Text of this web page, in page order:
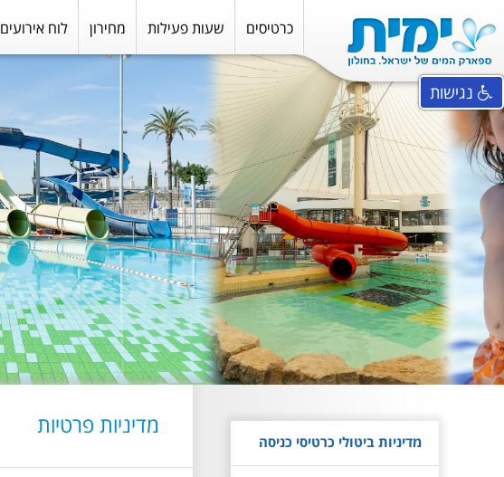
נגישות
כרטיסים שעות פעילות מחירון לוח אירועים
מדיניות ביטולי כרטיסי כניסה
מדיניות פרטיות